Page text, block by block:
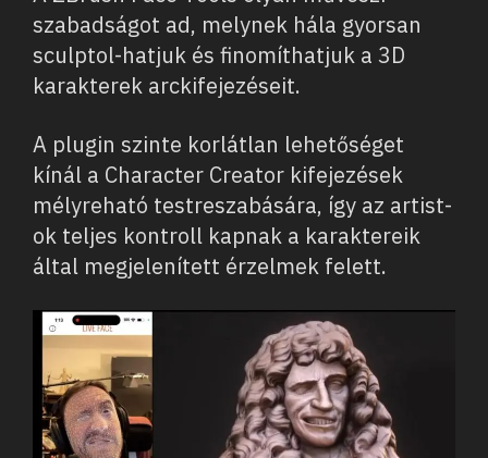
szabadságot ad, melynek hála gyorsan
sculptol-hatjuk és finomíthatjuk a 3D
karakterek arckifejezéseit.
A plugin szinte korlátlan lehetőséget
kínál a Character Creator kifejezések
mélyreható testreszabására, így az artist-
ok teljes kontroll kapnak a karaktereik
által megjelenített érzelmek felett.